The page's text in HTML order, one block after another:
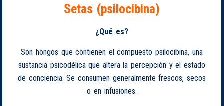
Setas (psilocibina)
¿Qué es?
Son hongos que contienen el compuesto psilocibina, una
sustancia psicodélica que altera la percepción y el estado
de conciencia. Se consumen generalmente frescos, secos
o en infusiones.